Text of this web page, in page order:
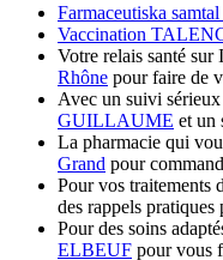
Farmaceutiska
Vaccination
Votre relais santé sur
Rhône pour faire de
Avec un suivi
GUILLAUME et un
La pharmacie qui
Grand pour
Pour vos traitements
des rappels pratiques
Pour des soins
ELBEUF pour vous